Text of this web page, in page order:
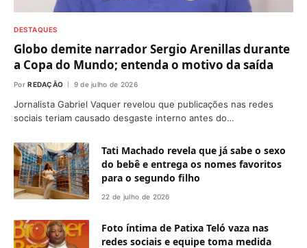
DESTAQUES
Globo demite narrador Sergio Arenillas durante
a Copa do Mundo; entenda o motivo da saída
Por REDAÇÃO 9 de julho de 2026
Jornalista Gabriel Vaquer revelou que publicações nas redes
sociais teriam causado desgaste interno antes do…
Tati Machado revela que já sabe o sexo
do bebê e entrega os nomes favoritos
para o segundo filho
22 de julho de 2026
Foto íntima de Patixa Teló vaza nas
redes sociais e equipe toma medida